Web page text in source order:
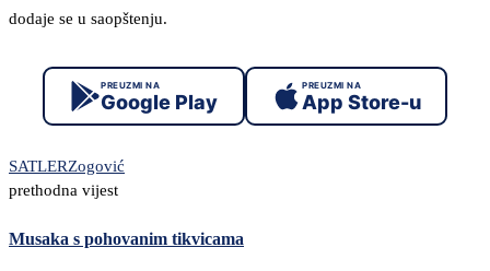
dodaje se u saopštenju.
PREUZMI NA
Google Play
PREUZMI NA
App Store-u
SATLERZogović
prethodna vijest
Musaka s pohovanim tikvicama